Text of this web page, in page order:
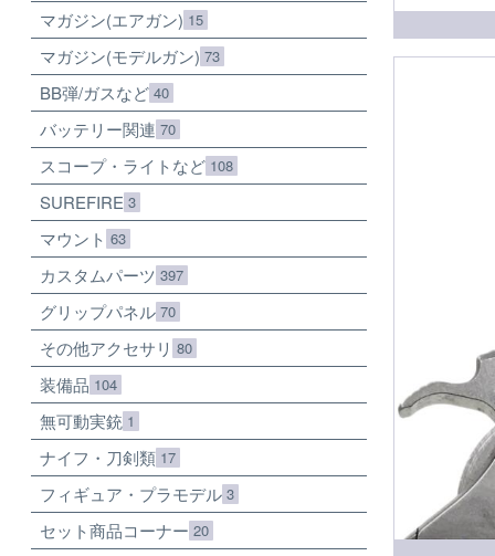
マガジン(エアガン) 15
マガジン(モデルガン) 73
BB弾/ガスなど 40
バッテリー関連 70
スコープ・ライトなど 108
SUREFIRE 3
マウント 63
カスタムパーツ 397
グリップパネル 70
その他アクセサリ 80
装備品 104
無可動実銃 1
ナイフ・刀剣類 17
フィギュア・プラモデル 3
セット商品コーナー 20